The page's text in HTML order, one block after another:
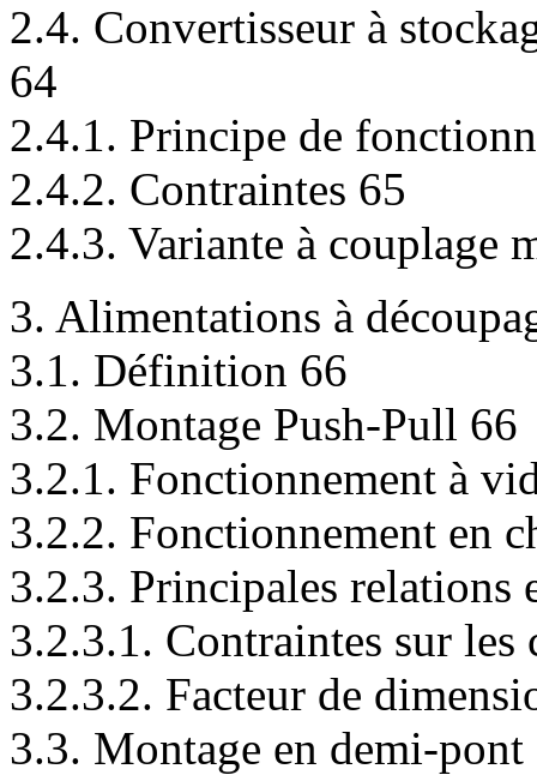
2.4. Convertisseur à
64
2.4.1. Principe de
2.4.2. Contraintes 65
2.4.3. Variante à couplage
3. Alimentations à
3.1. Définition 66
3.2. Montage Push-Pull 66
3.2.1. Fonctionnement à
3.2.2. Fonctionnement en
3.2.3. Principales relations
3.2.3.1. Contraintes sur les
3.2.3.2. Facteur de
3.3. Montage en demi-pont